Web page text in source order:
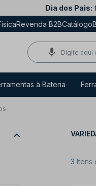
Dia dos Pais:
Revenda B2BCatálogo
à Bateria
3 Itens